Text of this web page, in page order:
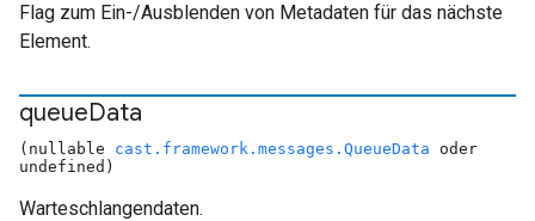
Flag zum Ein-/Ausblenden von Metadaten für das nächste
Element.
queueData
(nullable cast.framework.messages.QueueData oder
undefined)
Warteschlangendaten.